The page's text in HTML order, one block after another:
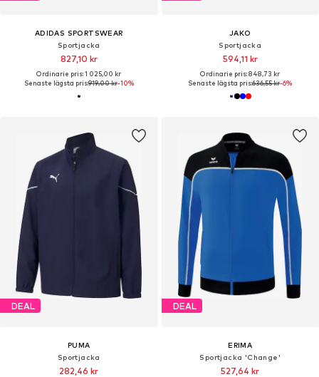
ADIDAS SPORTSWEAR
Sportjacka
827,10 kr
Ordinarie pris: 1 025,00 kr
Senaste lägsta pris:919,00 kr-10%
JAKO
Sportjacka
594,11 kr
Ordinarie pris: 848,73 kr
Senaste lägsta pris:636,55 kr-6%
DEAL
PUMA
Sportjacka
282,46 kr
DEAL
ERIMA
Sportjacka 'Change'
527,64 kr